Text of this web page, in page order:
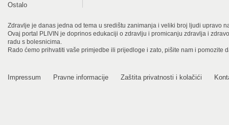
Ostalo
Zdravlje je danas jedna od tema u središtu zanimanja i veliki broj ljudi upravo
Ovaj portal PLIVIN je doprinos edukaciji o zdravlju i promicanju zdravlja i
radu s bolesnicima.
Rado ćemo prihvatiti vaše primjedbe ili prijedloge i zato, pišite nam i pomozite
Impressum Pravne informacije Zaštita privatnosti i kolačići